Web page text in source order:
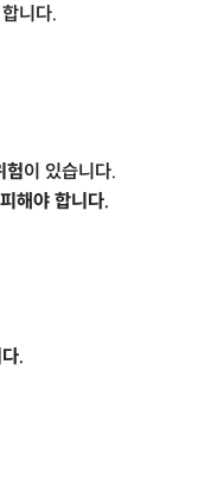
니다.
험이 있습니다.
해야 합니다.
.